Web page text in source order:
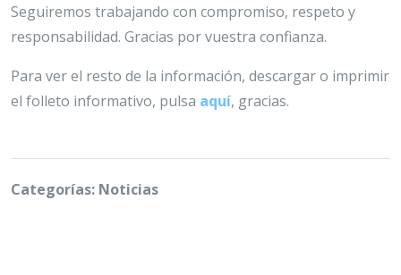
Seguiremos trabajando con compromiso, respeto y
responsabilidad. Gracias por vuestra confianza.
Para ver el resto de la información, descargar o imprimir
el folleto informativo, pulsa aquí, gracias.
Categorías: Noticias